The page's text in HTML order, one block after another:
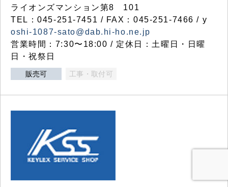
ライオンズマンション第8 101
TEL：045-251-7451 / FAX：045-251-7466 / y
oshi-1087-sato@dab.hi-ho.ne.jp
営業時間：7:30〜18:00 / 定休日：土曜日・日曜
日・祝祭日
販売可 工事・取付可